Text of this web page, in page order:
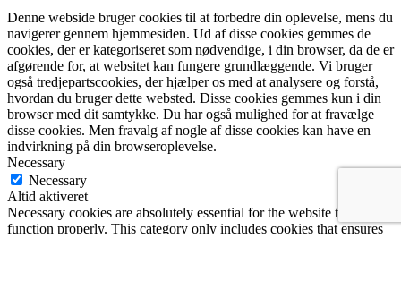
Denne webside bruger cookies til at forbedre din oplevelse, mens du
navigerer gennem hjemmesiden. Ud af disse cookies gemmes de
cookies, der er kategoriseret som nødvendige, i din browser, da de er
afgørende for, at websitet kan fungere grundlæggende. Vi bruger
også tredjepartscookies, der hjælper os med at analysere og forstå,
hvordan du bruger dette websted. Disse cookies gemmes kun i din
browser med dit samtykke. Du har også mulighed for at fravælge
disse cookies. Men fravalg af nogle af disse cookies kan have en
indvirkning på din browseroplevelse.
Necessary
Necessary
Altid aktiveret
Necessary cookies are absolutely essential for the website to
function properly. This category only includes cookies that ensures